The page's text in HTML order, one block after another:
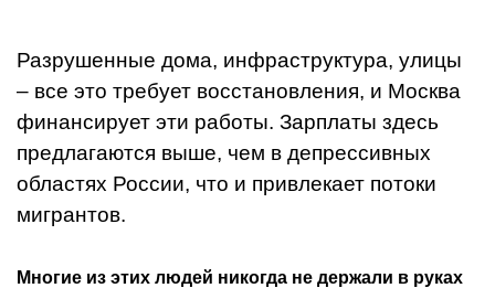
Разрушенные дома, инфраструктура, улицы
– все это требует восстановления, и Москва
финансирует эти работы. Зарплаты здесь
предлагаются выше, чем в депрессивных
областях России, что и привлекает потоки
мигрантов.
Многие из этих людей никогда не держали в руках